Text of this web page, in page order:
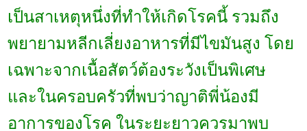
เป็นสาเหตุหนึ่งที่ทำให้เกิดโรคนี้ รวมถึง
พยายามหลีกเลี่ยงอาหารที่มีไขมันสูง โดย
เฉพาะจากเนื้อสัตว์ต้องระวังเป็นพิเศษ
และในครอบครัวที่พบว่าญาติพี่น้องมี
อาการของโรค ในระยะยาวควรมาพบ